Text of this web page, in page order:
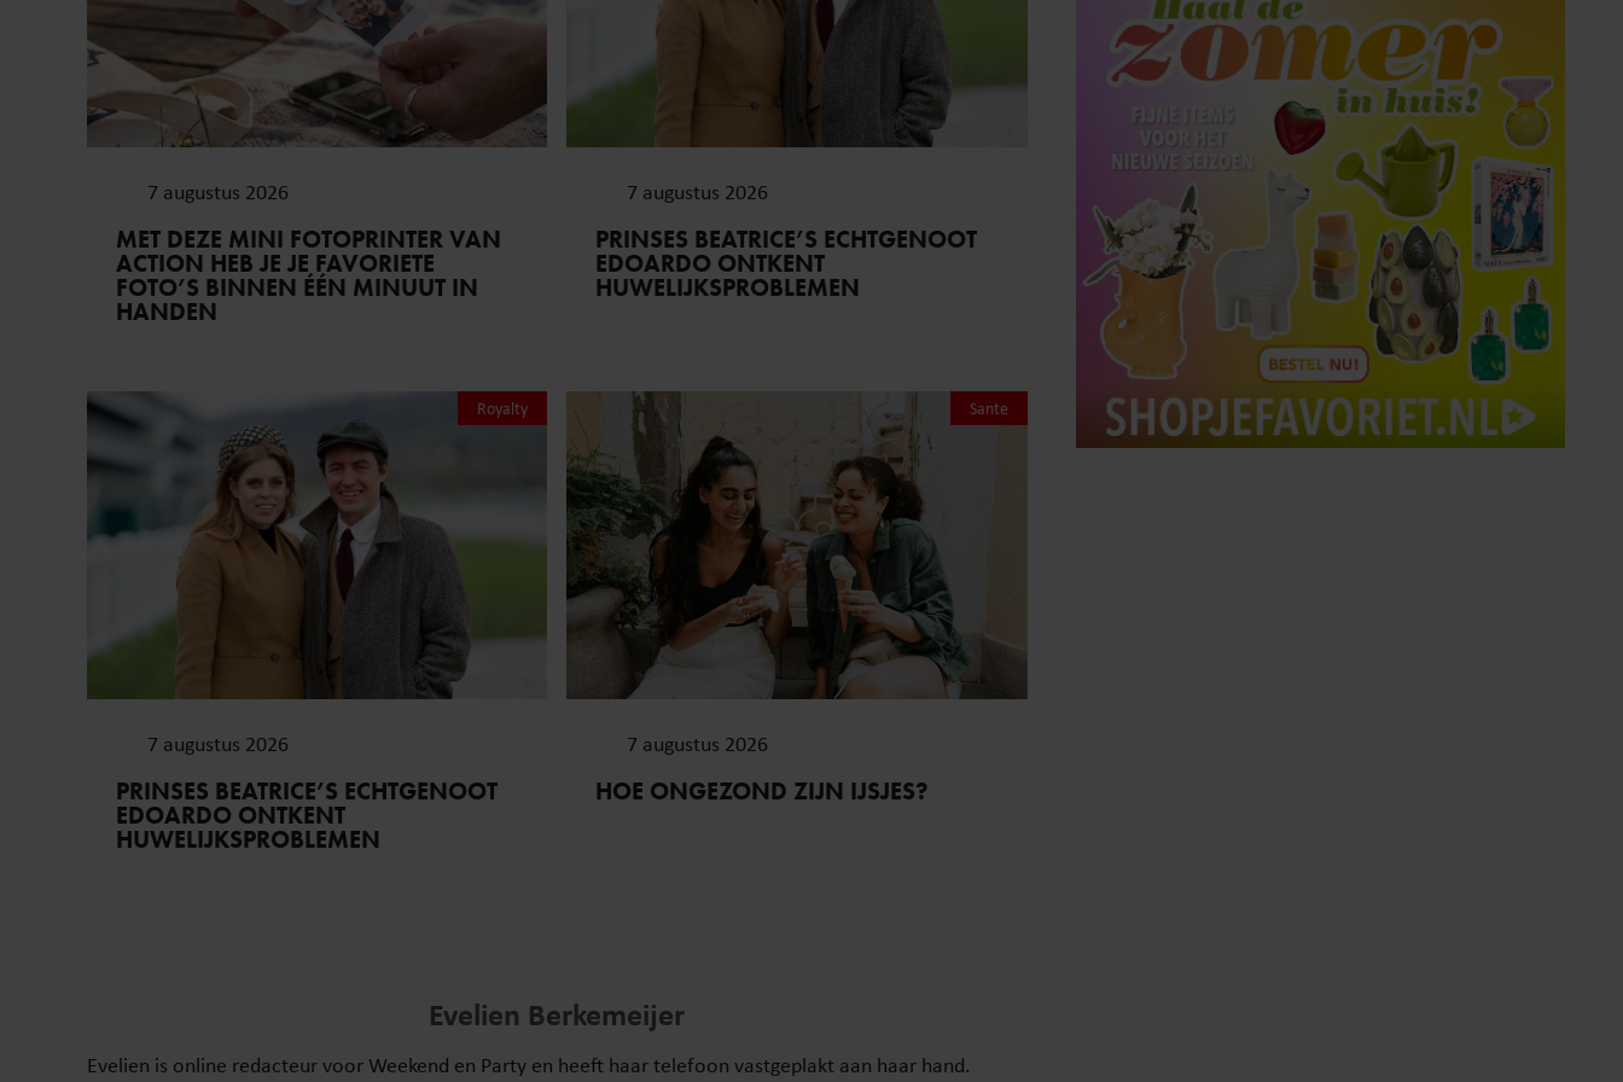
7 augustus 2026
MET DEZE MINI FOTOPRINTER VAN
ACTION HEB JE JE FAVORIETE
FOTO’S BINNEN ÉÉN MINUUT IN
HANDEN
7 augustus 2026
PRINSES BEATRICE’S ECHTGENOOT
EDOARDO ONTKENT
HUWELIJKSPROBLEMEN
Royalty
7 augustus 2026
PRINSES BEATRICE’S ECHTGENOOT
EDOARDO ONTKENT
HUWELIJKSPROBLEMEN
Sante
7 augustus 2026
HOE ONGEZOND ZIJN IJSJES?
Evelien Berkemeijer
Evelien is online redacteur voor Weekend en Party en heeft haar telefoon vastgeplakt aan haar hand.